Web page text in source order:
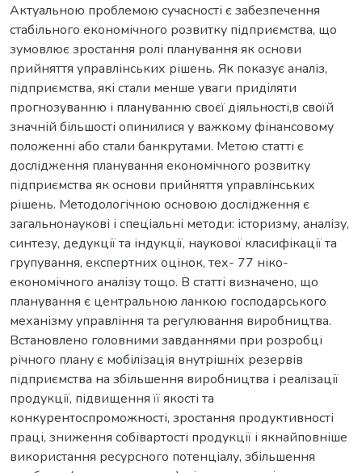
Актуальною проблемою сучасності є забезпечення
стабільного економічного розвитку підприємства, що
зумовлює зростання ролі планування як основи
прийняття управлінських рішень. Як показує аналіз,
підприємства, які стали менше уваги приділяти
прогнозуванню і плануванню своєї діяльності,в своїй
значній більшості опинилися у важкому фінансовому
положенні або стали банкрутами. Метою статті є
дослідження планування економічного розвитку
підприємства як основи прийняття управлінських
рішень. Методологічною основою дослідження є
загальнонаукові і спеціальні методи: історизму, аналізу,
синтезу, дедукції та індукції, наукової класифікації та
групування, експертних оцінок, тех- 77 ніко-
економічного аналізу тощо. В статті визначено, що
планування є центральною ланкою господарського
механізму управління та регулювання виробництва.
Встановлено головними завданнями при розробці
річного плану є мобілізація внутрішніх резервів
підприємства на збільшення виробництва і реалізації
продукції, підвищення її якості та
конкурентоспроможності, зростання продуктивності
праці, зниження собівартості продукції і якнайповніше
використання ресурсного потенціалу, збільшення